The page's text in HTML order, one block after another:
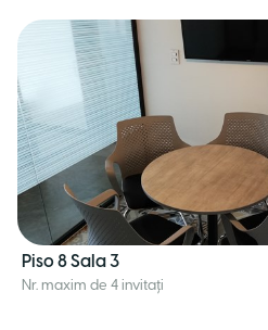
Piso 8 Sala 3
Nr. maxim de 4 invitați